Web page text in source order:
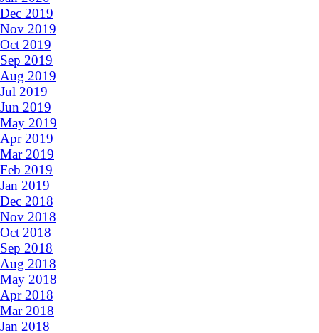
Dec 2019
Nov 2019
Oct 2019
Sep 2019
Aug 2019
Jul 2019
Jun 2019
May 2019
Apr 2019
Mar 2019
Feb 2019
Jan 2019
Dec 2018
Nov 2018
Oct 2018
Sep 2018
Aug 2018
May 2018
Apr 2018
Mar 2018
Jan 2018